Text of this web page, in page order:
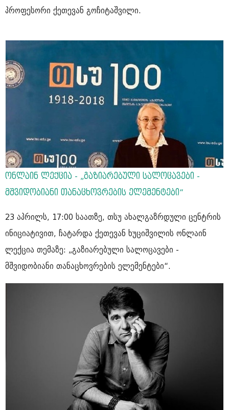
პროფესორი ქეთევან გოჩიტაშვილი.
ონლაინ ლექცია - „გაზიარებული სალოცავები -
მშვიდობიანი თანაცხოვრების ელემენტები“
23 აპრილს, 17:00 საათზე, თსუ ახალგაზრდული ცენტრის
ინიციატივით, ჩატარდა ქეთევან ხუციშვილის ონლაინ
ლექცია თემაზე: „გაზიარებული სალოცავები -
მშვიდობიანი თანაცხოვრების ელემენტები“.